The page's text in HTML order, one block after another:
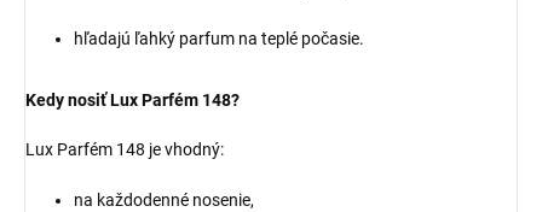
hľadajú ľahký parfum na teplé počasie.
Kedy nosiť Lux Parfém 148?
Lux Parfém 148 je vhodný:
na každodenné nosenie,